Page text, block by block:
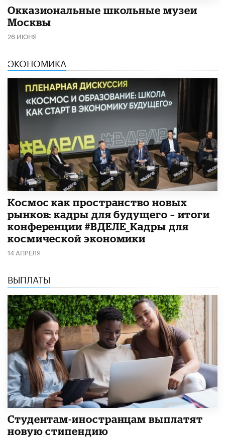
​Окказиональные школьные музеи
Москвы
26 ИЮНЯ
ЭКОНОМИКА
Космос как пространство новых
рынков: кадры для будущего – итоги
конференции #ВДЕЛЕ_Кадры для
космической экономики
14 АПРЕЛЯ
ВЫПЛАТЫ
Студентам-иностранцам выплатят
новую стипендию